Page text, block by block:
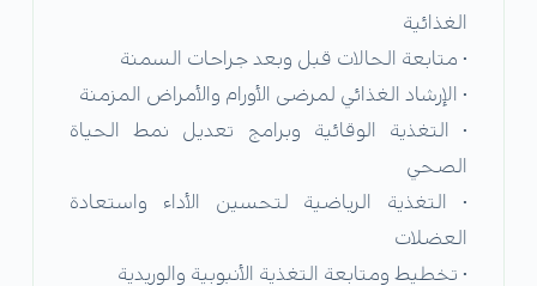
الغذائية
• متابعة الحالات قبل وبعد جراحات السمنة
• الإرشاد الغذائي لمرضى الأورام والأمراض المزمنة
• التغذية الوقائية وبرامج تعديل نمط الحياة
الصحي
• التغذية الرياضية لتحسين الأداء واستعادة
العضلات
• تخطيط ومتابعة التغذية الأنبوبية والوريدية